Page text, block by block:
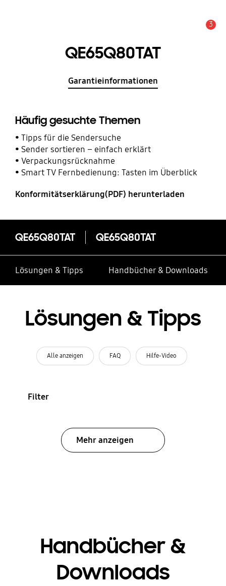
3
QE65Q80TAT
Garantieinformationen
Häufig gesuchte Themen
Tipps für die Sendersuche
Sender sortieren – einfach erklärt
Verpackungsrücknahme
Smart TV Fernbedienung: Tasten im Überblick
Konformitätserklärung(PDF) herunterladen
QE65Q80TAT QE65Q80TAT
Lösungen & Tipps Handbücher & Downloads
Lösungen & Tipps
Alle anzeigen FAQ Hilfe-Video
Filter
Mehr anzeigen
Handbücher &
Downloads